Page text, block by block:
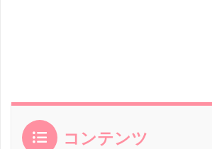
コンテンツ